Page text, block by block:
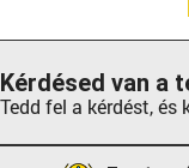
Kérdésed van a
Tedd fel a kérdést,